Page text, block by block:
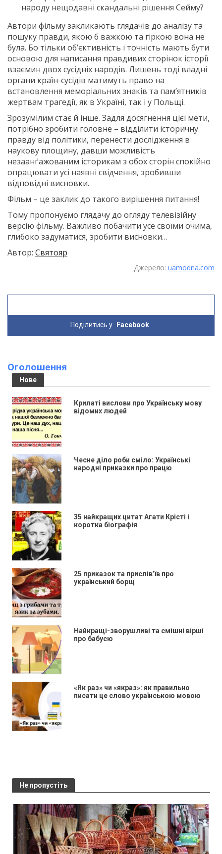
народу нещодавні скандальні рішення Сейму?
Автори фільму закликають глядачів до аналізу та
пошуку правди, якою б важкою та гіркою вона не
була. Бо тільки об’єктивність і точність мають бути
основою для написання правдивих сторінок історії
взаємин двох сусідніх народів. Лишень тоді владні
органи країн-сусідів матимуть право на
встановлення меморіальних знаків та пам’ятників
жертвам трагедії, як в Україні, так і у Польщі.
Зрозумілим стає й інше. Задля досягнення цієї мети,
потрібно зробити головне – відділити історичну
правду від політики, перенести дослідження в
наукову площину, давши можливість
незаанґажованим історикам з обох сторін спокійно
опрацювати усі наявні свідчення, зробивши
відповідні висновки.
Фільм – це заклик до такого вирішення питання!
Тому пропонуємо глядачу до огляду телевізійну
версію фільму. Важливо побачити усе своїми очима,
глибоко задуматися, зробити висновки…
Автор: Святояр
Джерело: uamodna.com
Поділитись у Facebook
Оголошення
Нове
Крилаті вислови про Українську мову
відомих людей
Чесне діло роби сміло: Українські
народні приказки про працю
35 найкращих цитат Агати Крісті і
коротка біографія
25 приказок та прислів’їв про
український борщ
Найкращі-зворушливі та смішні вірші
про бабусю
«Як раз» чи «якраз»: як правильно
писати це слово українською мовою
Не пропустіть